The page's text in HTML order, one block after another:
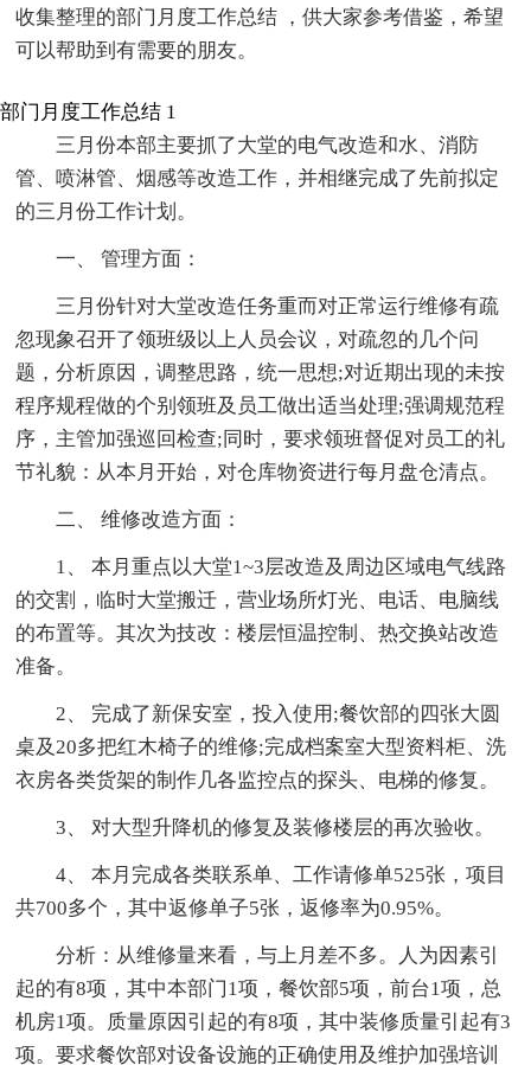
收集整理的部门月度工作总结 ，供大家参考借鉴，希望
可以帮助到有需要的朋友。
部门月度工作总结 1
三月份本部主要抓了大堂的电气改造和水、消防
管、喷淋管、烟感等改造工作，并相继完成了先前拟定
的三月份工作计划。
一、 管理方面：
三月份针对大堂改造任务重而对正常运行维修有疏
忽现象召开了领班级以上人员会议，对疏忽的几个问
题，分析原因，调整思路，统一思想;对近期出现的未按
程序规程做的个别领班及员工做出适当处理;强调规范程
序，主管加强巡回检查;同时，要求领班督促对员工的礼
节礼貌：从本月开始，对仓库物资进行每月盘仓清点。
二、 维修改造方面：
1、 本月重点以大堂1~3层改造及周边区域电气线路
的交割，临时大堂搬迁，营业场所灯光、电话、电脑线
的布置等。其次为技改：楼层恒温控制、热交换站改造
准备。
2、 完成了新保安室，投入使用;餐饮部的四张大圆
桌及20多把红木椅子的维修;完成档案室大型资料柜、洗
衣房各类货架的制作几各监控点的探头、电梯的修复。
3、 对大型升降机的修复及装修楼层的再次验收。
4、 本月完成各类联系单、工作请修单525张，项目
共700多个，其中返修单子5张，返修率为0.95%。
分析：从维修量来看，与上月差不多。人为因素引
起的有8项，其中本部门1项，餐饮部5项，前台1项，总
机房1项。质量原因引起的有8项，其中装修质量引起有3
项。要求餐饮部对设备设施的正确使用及维护加强培训